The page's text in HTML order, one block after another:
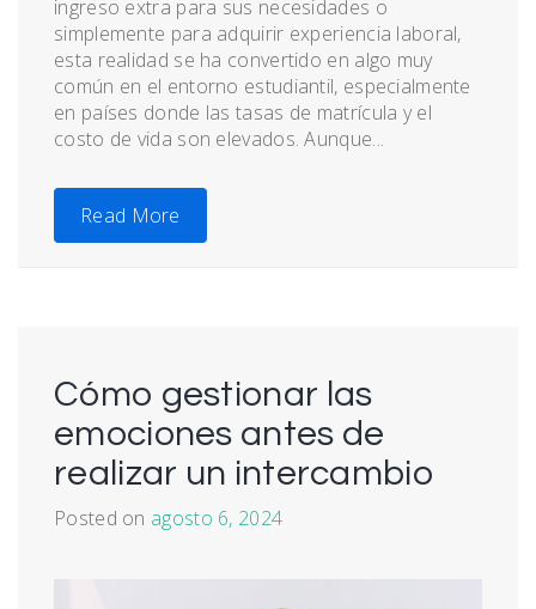
ingreso extra para sus necesidades o
simplemente para adquirir experiencia laboral,
esta realidad se ha convertido en algo muy
común en el entorno estudiantil, especialmente
en países donde las tasas de matrícula y el
costo de vida son elevados. Aunque...
Read More
Cómo gestionar las
emociones antes de
realizar un intercambio
Posted on agosto 6, 2024